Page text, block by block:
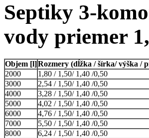
Septiky 3-
vody priemer
Objem [l]Rozmery (dĺžka / šírka/ výška /
2000
1,80 / 1,50/ 1,40 /0,50
3000
2,54 / 1,50/ 1,40 /0,50
4000
3,28 / 1,50/ 1,40 /0,50
5000
4,02 / 1,50/ 1,40 /0,50
6000
4,76 / 1,50/ 1,40 /0,50
7000
5,50 / 1,50/ 1,40 /0,50
8000
6,24 / 1,50/ 1,40 /0,50